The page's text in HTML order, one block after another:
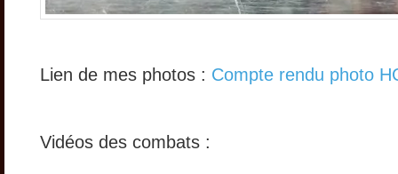
Lien de mes photos : Compte rendu photo
Vidéos des combats :